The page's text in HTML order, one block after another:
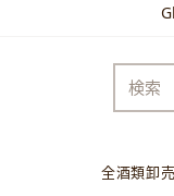
全酒類卸